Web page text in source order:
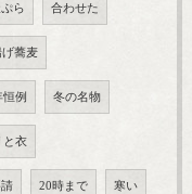
ら 合わせた
蕎麦
恒例 冬の名物
と衣
20時まで 寒い